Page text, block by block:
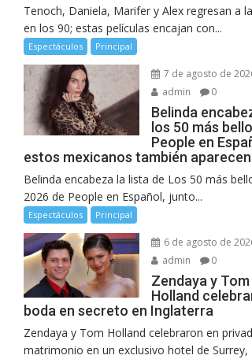
Tenoch, Daniela, Marifer y Alex regresan a
en los 90; estas películas encajan con...
Espectáculos Principal
7 de agosto de
admin
0
Belinda
los 50 más
People en
estos mexicanos también aparecen
Belinda encabeza la lista de Los 50 más
2026 de People en Español, junto...
Espectáculos Principal
6 de agosto de
admin
0
Zendaya y Tom
Holland
boda en secreto en Inglaterra
Zendaya y Tom Holland celebraron en
matrimonio en un exclusivo hotel de Surrey,